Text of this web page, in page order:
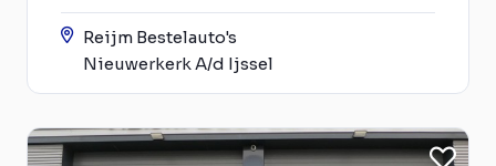
Reijm Bestelauto's
Nieuwerkerk A/d Ijssel